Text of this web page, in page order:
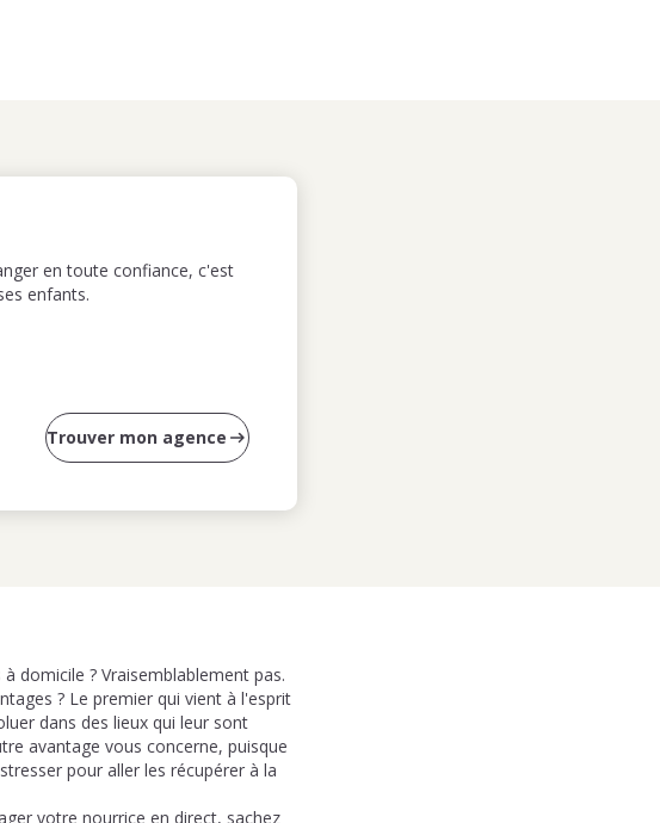
en toute confiance, c'est
enfants.
Trouver mon agence
domicile ? Vraisemblablement pas.
? Le premier qui vient à l'esprit
dans des lieux qui leur sont
avantage vous concerne, puisque
pour aller les récupérer à la
votre nourrice en direct, sachez